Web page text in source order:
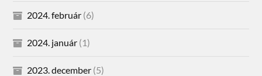
2024. február (6)
2024. január (1)
2023. december (5)